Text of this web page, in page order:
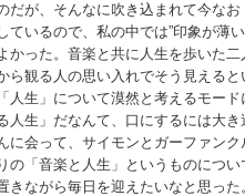
だが、そんなに吹き込まれて今な
ているので、私の中では”印象が薄
かった。音楽と共に人生を歩いた
ら観る人の思い入れでそう見える
人生」について漠然と考えるモー
人生」だなんて、口にするには大
に会って、サイモンとガーファン
の「音楽と人生」というものにつ
きながら毎日を迎えたいなと思った